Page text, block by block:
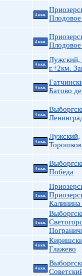
4 ккв.
4 ккв.
4 ккв.
Лужский,
г.+2км.
4 ккв.
Батово
4 ккв.
4 ккв.
Лужский,
4 ккв.
Победа
4 ккв.
Калинина
4 ккв.
4 ккв.
Глажево
4 ккв.